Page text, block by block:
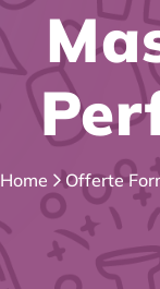
Home Offerte